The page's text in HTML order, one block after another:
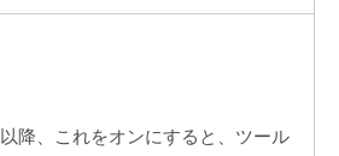
以降、これをオンにすると、ツール